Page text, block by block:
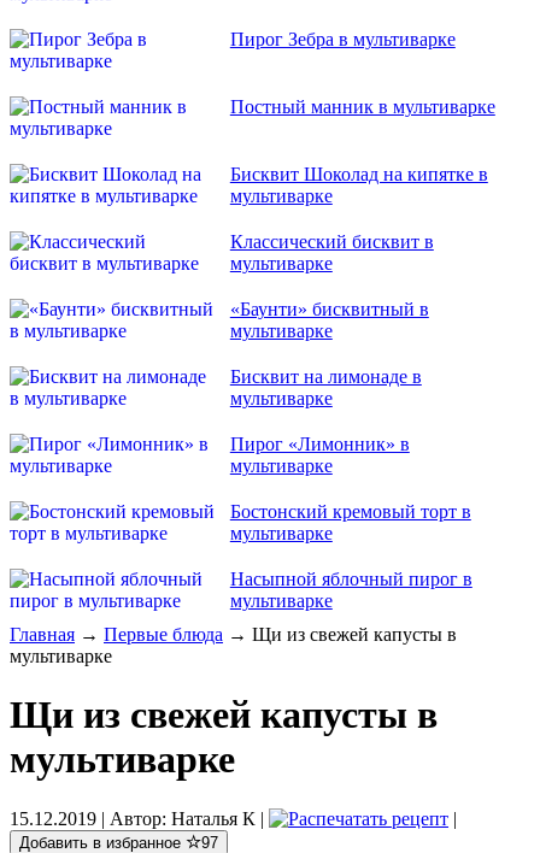
Пирог Зебра в мультиварке
Постный манник в мультиварке
Бисквит Шоколад на кипятке в
мультиварке
Классический бисквит в
мультиварке
«Баунти» бисквитный в
мультиварке
Бисквит на лимонаде в
мультиварке
Пирог «Лимонник» в
мультиварке
Бостонский кремовый торт в
мультиварке
Насыпной яблочный пирог в
мультиварке
Главная → Первые блюда → Щи из свежей капусты в
мультиварке
Щи из свежей капусты в
мультиварке
15.12.2019 | Автор: Наталья К | |
Добавить в избранное 97